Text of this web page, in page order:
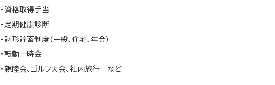
・資格取得手当
・定期健康診断
・財形貯蓄制度（一般、住宅、年金）
・転勤一時金
・親睦会、ゴルフ大会、社内旅行 など